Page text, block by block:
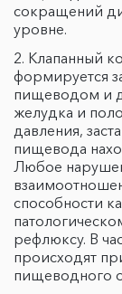
сокращений
уровне.
Клапанный
формируется
пищеводом и
желудка и
давления,
пищевода
Любое
способности
рефлюксу. В
происходят
пищеводного